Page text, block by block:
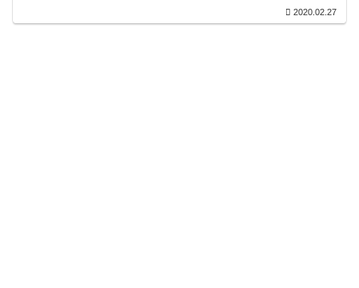
ンターからウイルスが流出した可能性が
2020.02.27